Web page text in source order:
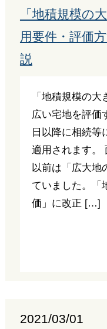
「地積規模の
用要件・評価
説
「地積規模の
広い宅地を評価
日以降に相続等
適用されます。
以前は「広大地
ていました。「
価」に改正 […]
2021/03/01